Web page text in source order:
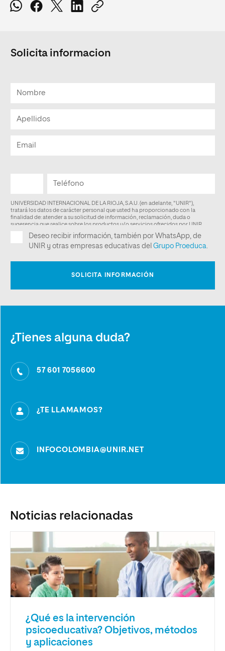
Solicita informacion
¿Tienes alguna duda?
57 601 7056600
¿TE LLAMAMOS?
INFOCOLOMBIA@UNIR.NET
Noticias relacionadas
¿Qué es la intervención
psicoeducativa? Objetivos, métodos
y aplicaciones